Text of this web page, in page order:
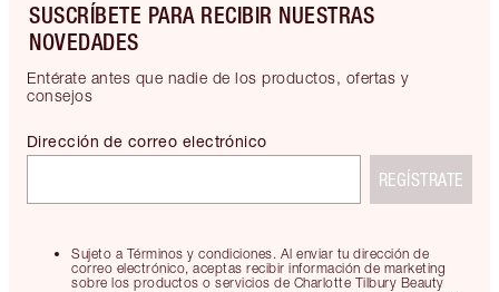
SUSCRÍBETE PARA RECIBIR NUESTRAS
NOVEDADES
Entérate antes que nadie de los productos, ofertas y
consejos
Sujeto a Términos y condiciones. Al enviar tu dirección de
correo electrónico, aceptas recibir información de marketing
sobre los productos o servicios de Charlotte Tilbury Beauty
Dirección de correo electrónico
REGÍSTRATE